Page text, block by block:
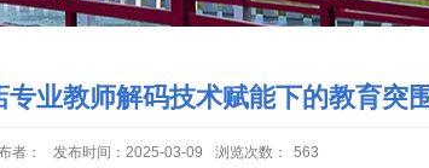
业教师解码技术赋能下的教育突
者： 发布时间：2025-03-09 浏览次数： 563